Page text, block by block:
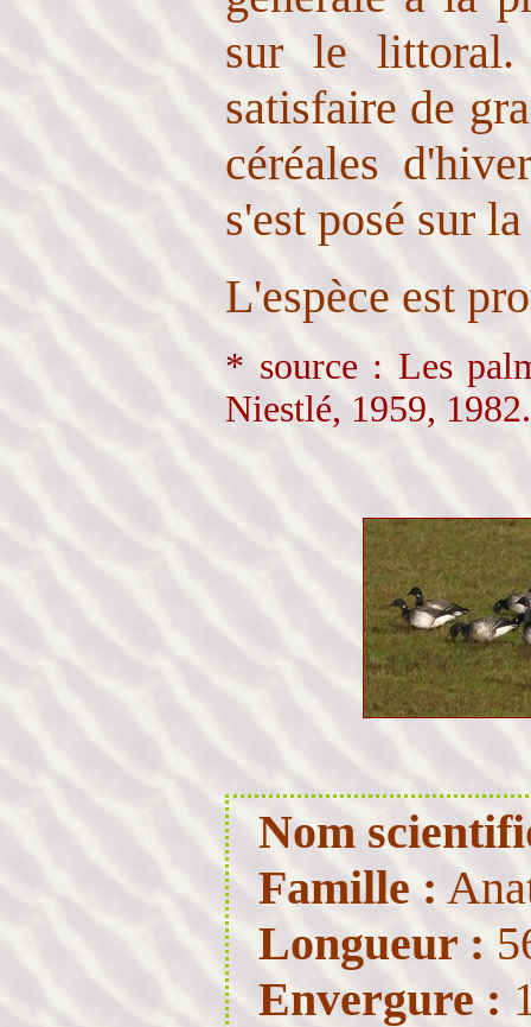
sur le littoral.
satisfaire de
céréales
s'est posé sur
L'espèce est
* source : Les
Niestlé, 1959, 1982.
Nom
Famille :
Longueur :
Envergure :